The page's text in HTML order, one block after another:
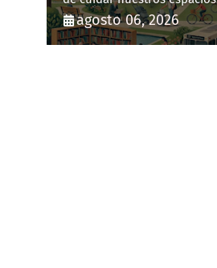
públicos
agosto 06, 2026